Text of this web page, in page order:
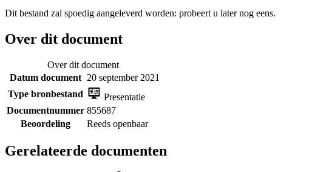
Dit bestand zal spoedig aangeleverd worden: probeert u later nog eens.
Over dit document
Over dit document
Datum document 20 september 2021
Type bronbestand
Presentatie
Documentnummer 855687
Beoordeling
Reeds openbaar
Gerelateerde documenten